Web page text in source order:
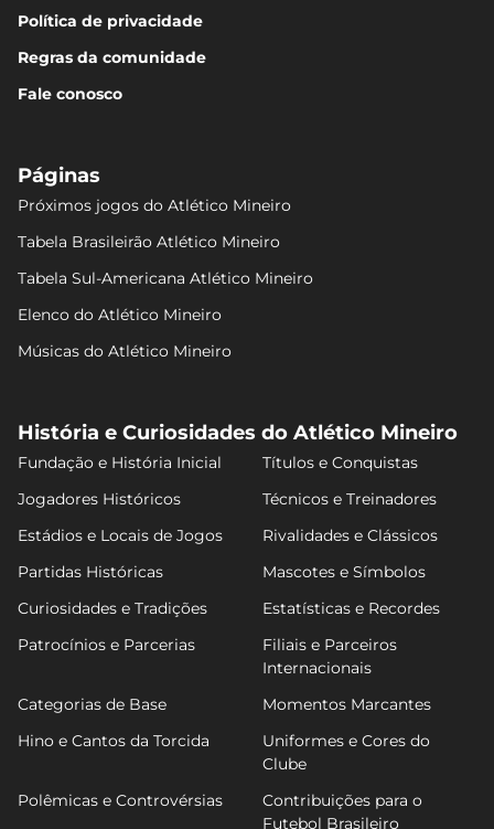
Política de privacidade
Regras da comunidade
Fale conosco
Páginas
Próximos jogos do Atlético Mineiro
Tabela Brasileirão Atlético Mineiro
Tabela Sul-Americana Atlético Mineiro
Elenco do Atlético Mineiro
Músicas do Atlético Mineiro
História e Curiosidades do Atlético Mineiro
Fundação e História Inicial
Títulos e Conquistas
Jogadores Históricos
Técnicos e Treinadores
Estádios e Locais de Jogos
Rivalidades e Clássicos
Partidas Históricas
Mascotes e Símbolos
Curiosidades e Tradições
Estatísticas e Recordes
Patrocínios e Parcerias
Filiais e Parceiros
Internacionais
Categorias de Base
Momentos Marcantes
Hino e Cantos da Torcida
Uniformes e Cores do
Clube
Polêmicas e Controvérsias
Contribuições para o
Futebol Brasileiro